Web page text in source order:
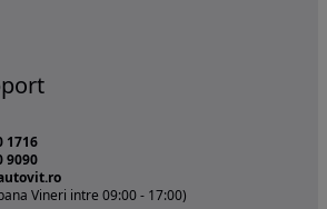
1716
9090
Vineri intre 09:00 - 17:00)